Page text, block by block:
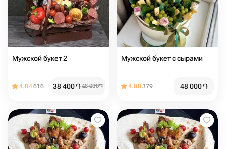
Мужской букет 2
4.84616 38 400֏48 000֏
Мужской букет с сырами
4.88379 48 000֏